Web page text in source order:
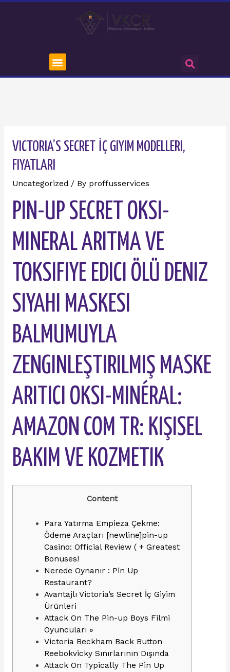
VICTORIA’S SECRET İÇ GIYIM MODELLERI,
FIYATLARI
Uncategorized / By proffusservices
PIN-UP SECRET OKSI-
MINERAL ARITMA VE
TOKSIFIYE EDICI ÖLÜ DENIZ
SIYAHI MASKESI
BALMUMUYLA
ZENGINLEŞTIRILMIŞ MASKE
ARITICI OKSI-MINÉRAL:
AMAZON COM TR: KIŞISEL
BAKIM VE KOZMETIK
Content
Para Yatırma Empieza Çekme:
Ödeme Araçları [newline]pin-up
Casino: Official Review ( + Greatest
Bonuses!
Nerede Oynanır : Pin Up
Restaurant?
Avantajlı Victoria’s Secret İç Giyim
Ürünleri
Attack On The Pin-up Boys Filmi
Oyuncuları »
Victoria Beckham Back Button
Reebokvicky Sınırlarının Dışında
Attack On Typically The Pin Up